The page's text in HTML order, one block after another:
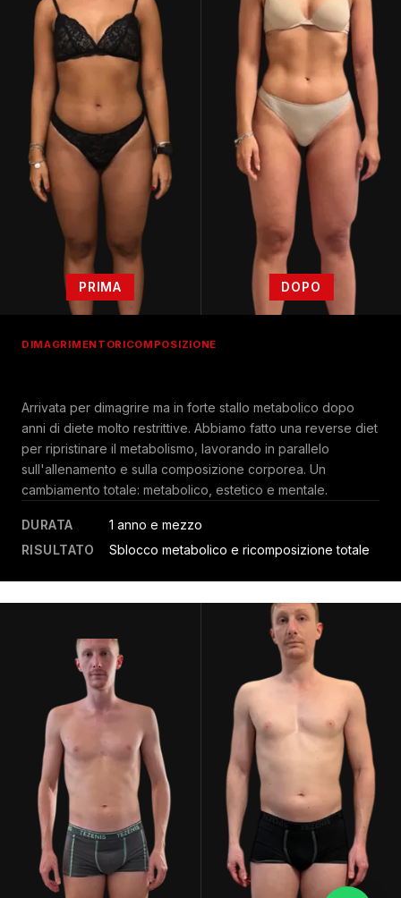
PRIMA DOPO
DIMAGRIMENTORICOMPOSIZIONE
Arrivata per dimagrire ma in forte stallo metabolico dopo
anni di diete molto restrittive. Abbiamo fatto una reverse diet
per ripristinare il metabolismo, lavorando in parallelo
sull'allenamento e sulla composizione corporea. Un
cambiamento totale: metabolico, estetico e mentale.
DURATA
1 anno e mezzo
RISULTATO
Sblocco metabolico e ricomposizione totale